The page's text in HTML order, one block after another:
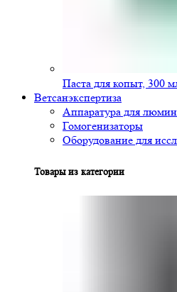
Паста для копыт, 300
Ветсанэкспертиза
Аппаратура для
Гомогенизаторы
Оборудование для
Товары из категории